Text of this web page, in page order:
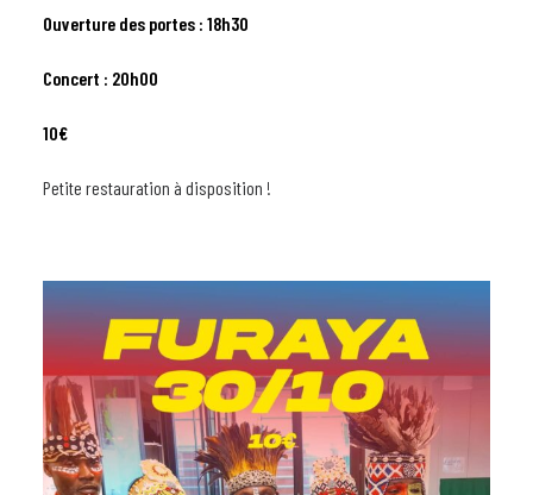
Ouverture des portes : 18h30
Concert : 20h00
10€
Petite restauration à disposition !